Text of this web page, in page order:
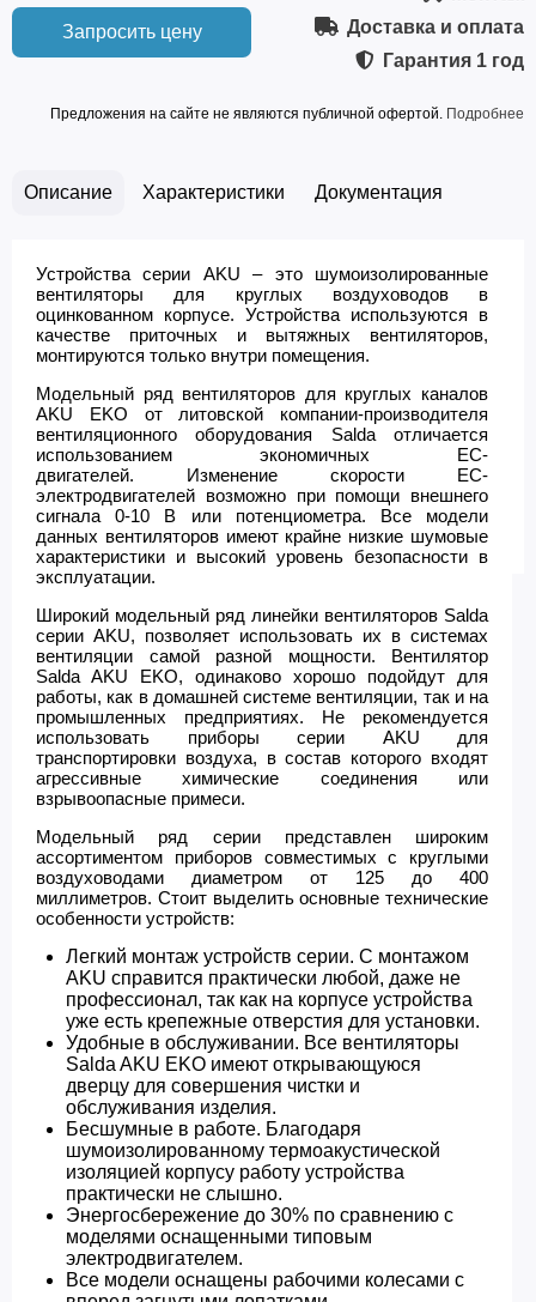
Запросить цену
Доставка и оплата
Гарантия 1 год
Предложения на сайте не являются публичной офертой. Подробнее
Описание Характеристики Документация
Устройства серии AKU – это шумоизолированные
вентиляторы для круглых воздуховодов в
оцинкованном корпусе. Устройства используются в
качестве приточных и вытяжных вентиляторов,
монтируются только внутри помещения.
Модельный ряд вентиляторов для круглых каналов
AKU EKO от литовской компании-производителя
вентиляционного оборудования Salda отличается
использованием экономичных ЕС-
двигателей. Изменение скорости ЕС-
электродвигателей возможно при помощи внешнего
сигнала 0-10 B или потенциометра. Все модели
данных вентиляторов имеют крайне низкие шумовые
характеристики и высокий уровень безопасности в
эксплуатации.
Широкий модельный ряд линейки вентиляторов Salda
серии AKU, позволяет использовать их в системах
вентиляции самой разной мощности. Вентилятор
Salda AKU EKO, одинаково хорошо подойдут для
работы, как в домашней системе вентиляции, так и на
промышленных предприятиях. Не рекомендуется
использовать приборы серии AKU для
транспортировки воздуха, в состав которого входят
агрессивные химические соединения или
взрывоопасные примеси.
Модельный ряд серии представлен широким
ассортиментом приборов совместимых с круглыми
воздуховодами диаметром от 125 до 400
миллиметров. Стоит выделить основные технические
особенности устройств:
Легкий монтаж устройств серии. С монтажом
AKU справится практически любой, даже не
профессионал, так как на корпусе устройства
уже есть крепежные отверстия для установки.
Удобные в обслуживании. Все вентиляторы
Salda AKU EKO имеют открывающуюся
дверцу для совершения чистки и
обслуживания изделия.
Бесшумные в работе. Благодаря
шумоизолированному термоакустической
изоляцией корпусу работу устройства
практически не слышно.
Энергосбережение до 30% по сравнению с
моделями оснащенными типовым
электродвигателем.
Все модели оснащены рабочими колесами с